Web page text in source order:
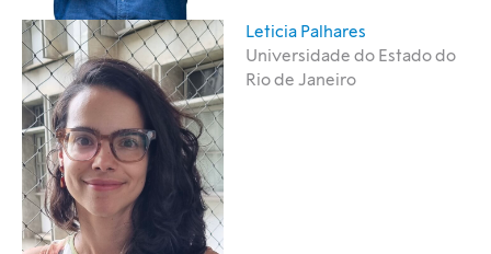
Leticia Palhares
Universidade do Estado do
Rio de Janeiro